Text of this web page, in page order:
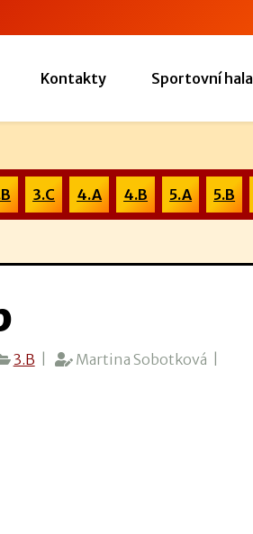
Kontakty Sportovní hala
3.C 4.A 4.B 5.A 5.B
3.B Martina Sobotková |